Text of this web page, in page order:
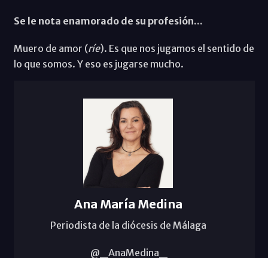
Se le nota enamorado de su profesión...
Muero de amor (ríe). Es que nos jugamos el sentido de
lo que somos. Y eso es jugarse mucho.
Ana María Medina
Periodista de la diócesis de Málaga
@_AnaMedina_